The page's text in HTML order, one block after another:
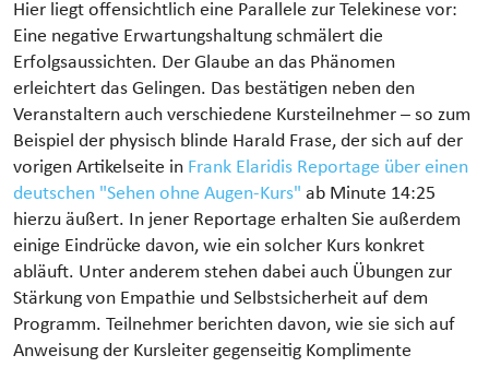
Hier liegt offensichtlich eine Parallele zur Telekinese vor:
Eine negative Erwartungshaltung schmälert die
Erfolgsaussichten. Der Glaube an das Phänomen
erleichtert das Gelingen. Das bestätigen neben den
Veranstaltern auch verschiedene Kursteilnehmer – so zum
Beispiel der physisch blinde Harald Frase, der sich auf der
vorigen Artikelseite in Frank Elaridis Reportage über einen
deutschen "Sehen ohne Augen-Kurs" ab Minute 14:25
hierzu äußert. In jener Reportage erhalten Sie außerdem
einige Eindrücke davon, wie ein solcher Kurs konkret
abläuft. Unter anderem stehen dabei auch Übungen zur
Stärkung von Empathie und Selbstsicherheit auf dem
Programm. Teilnehmer berichten davon, wie sie sich auf
Anweisung der Kursleiter gegenseitig Komplimente